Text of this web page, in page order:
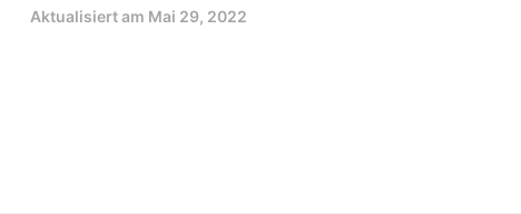
Aktualisiert am Mai 29, 2022